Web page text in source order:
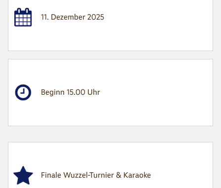
11. Dezember 2025
Beginn 15.00 Uhr
Finale Wuzzel-Turnier & Karaoke